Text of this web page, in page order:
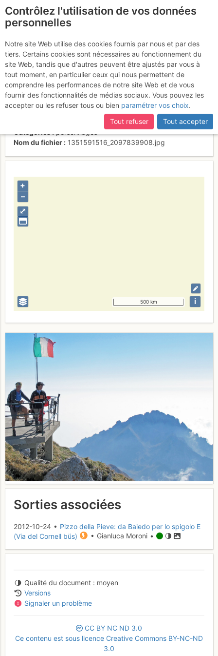
certaines pages ne sont plus accessibles, manquantes ou
incomplètes, déconnectez-vous puis reconnectez-vous à votre
compte sur le site.
Al terrazzino del
Brioschi...
Activités
Contributeur
individuel (CC by-nc-nd)
Nom du fichier
1351591516_2097839908.jpg
⤢
+
–
500 km i
Sorties associées
2012-10-24 • Pizzo della Pieve: da Baiedo per lo spigolo E
(Via del Cornell büs)
• Gianluca Moroni •
Qualité du document
moyen
Versions
Signaler un problème
CC BY NC ND 3.0
Ce contenu est sous licence Creative Commons BY-NC-ND
3.0
Contrôlez l'utilisation de vos données
personnelles
Notre site Web utilise des cookies fournis par nous et par des
tiers. Certains cookies sont nécessaires au fonctionnement du
site Web, tandis que d'autres peuvent être ajustés par vous à
tout moment, en particulier ceux qui nous permettent de
comprendre les performances de notre site Web et de vous
fournir des fonctionnalités de médias sociaux. Vous pouvez les
accepter ou les refuser tous ou bien paramétrer vos choix.
Tout refuser
Tout accepter